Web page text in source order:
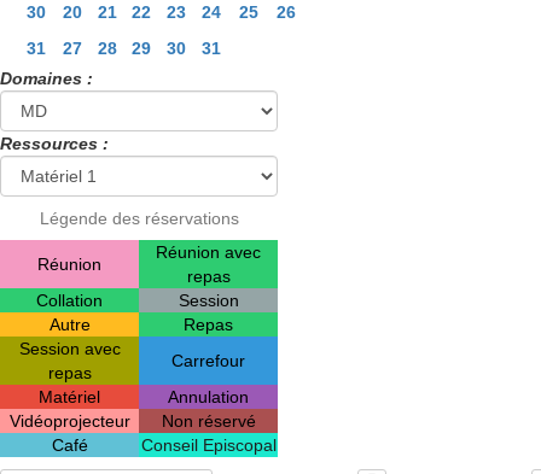
30
20 21 22 23 24 25
26
31
27 28 29 30
31
Domaines :
Ressources :
Légende des réservations
Réunion
Réunion avec
repas
Collation
Session
Autre
Repas
Session avec
repas
Carrefour
Matériel
Annulation
Vidéoprojecteur
Non réservé
Café
Conseil Episcopal